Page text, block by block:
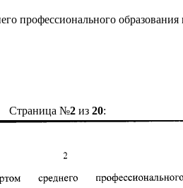
профессионального
Страница №2из 20: